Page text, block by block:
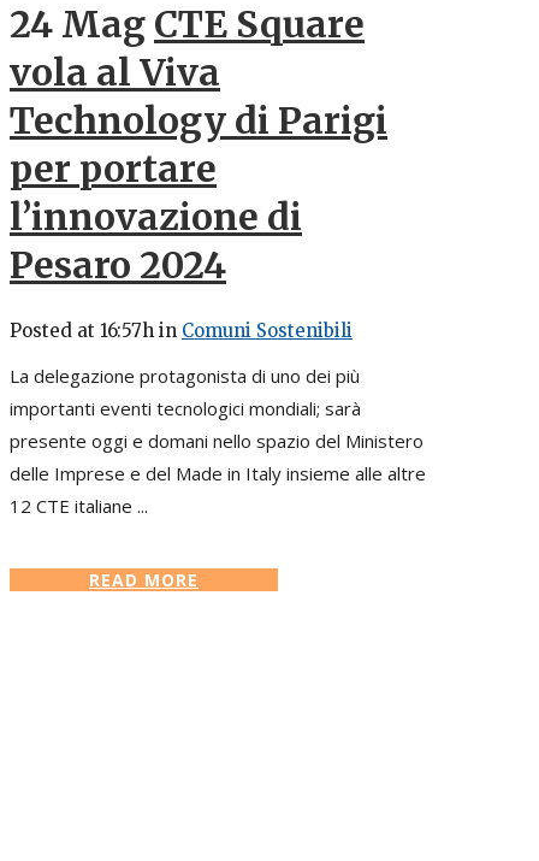
24 Mag CTE Square
vola al Viva
Technology di Parigi
per portare
l’innovazione di
Pesaro 2024
Posted at 16:57h in Comuni Sostenibili
La delegazione protagonista di uno dei più
importanti eventi tecnologici mondiali; sarà
presente oggi e domani nello spazio del Ministero
delle Imprese e del Made in Italy insieme alle altre
12 CTE italiane ...
READ MORE